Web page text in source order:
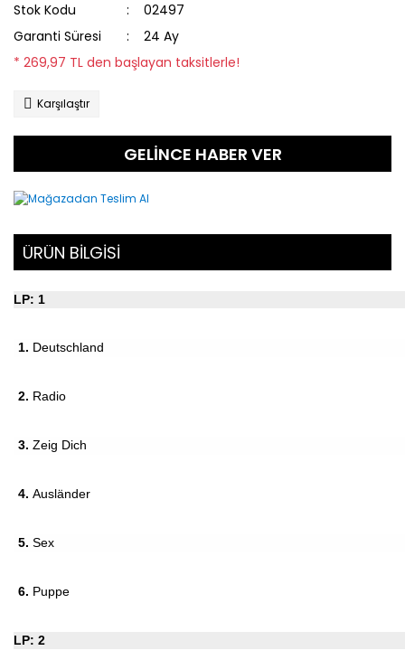
Stok Kodu
02497
Garanti Süresi
24 Ay
* 269,97 TL den başlayan taksitlerle!
Karşılaştır
GELİNCE HABER VER
ÜRÜN BİLGİSİ
LP: 1
1. Deutschland
2. Radio
3. Zeig Dich
4. Ausländer
5. Sex
6. Puppe
LP: 2